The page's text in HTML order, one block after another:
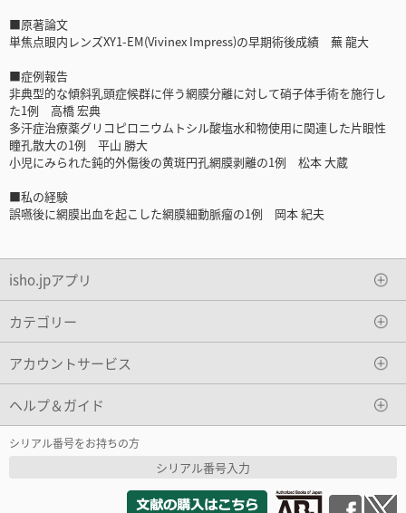
■原著論文
単焦点眼内レンズXY1-EM(Vivinex Impress)の早期術後成績 蕪 龍大
■症例報告
非典型的な傾斜乳頭症候群に伴う網膜分離に対して硝子体手術を施行し
た1例 高橋 宏典
多汗症治療薬グリコピロニウムトシル酸塩水和物使用に関連した片眼性
瞳孔散大の1例 平山 勝大
小児にみられた鈍的外傷後の黄斑円孔網膜剥離の1例 松本 大蔵
■私の経験
誤嚥後に網膜出血を起こした網膜細動脈瘤の1例 岡本 紀夫
isho.jpアプリ
カテゴリー
アカウントサービス
ヘルプ＆ガイド
シリアル番号をお持ちの方
シリアル番号入力